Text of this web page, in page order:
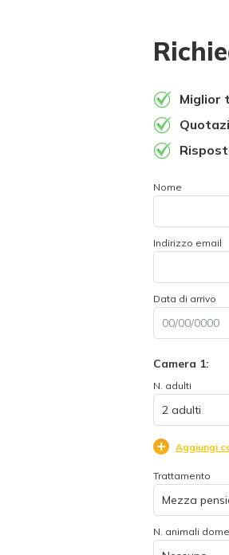
Miglior
Nome
Indirizzo email
Data di arrivo
Camera 1:
N. adulti
Aggiungi
Trattamento
N. animali